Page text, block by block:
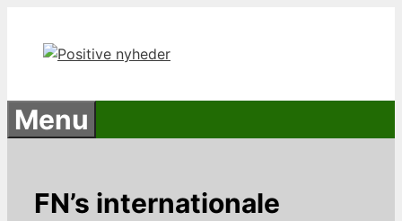
indhold
Menu
FN’s internationale